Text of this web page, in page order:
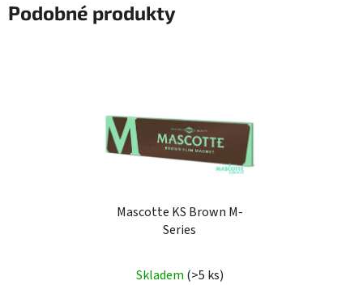
Podobné produkty
Mascotte KS Brown M-
Series
Skladem (>5 ks)